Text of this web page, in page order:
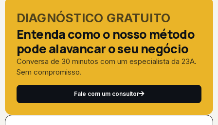
DIAGNÓSTICO GRATUITO
Entenda como o nosso método
pode alavancar o seu negócio
Conversa de 30 minutos com um especialista da 23A.
Sem compromisso.
Fale com um consultor